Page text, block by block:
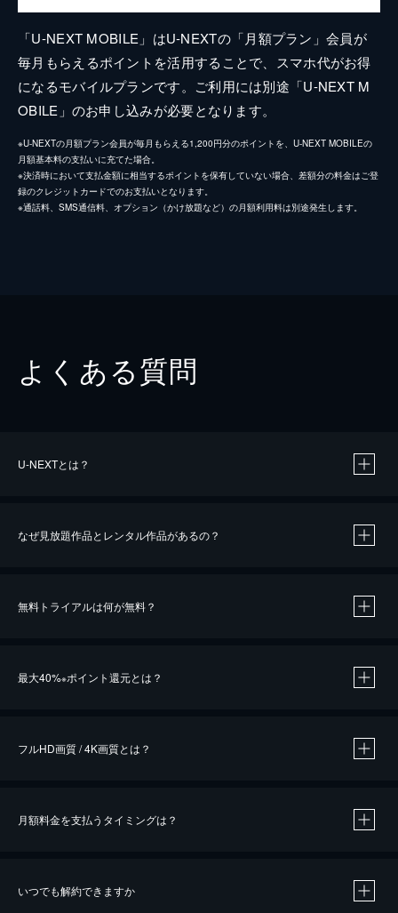
「U-NEXT MOBILE」はU-NEXTの「月額プラン」会員が
毎月もらえるポイントを活用することで、スマホ代がお得
になるモバイルプランです。ご利用には別途「U-NEXT M
OBILE」のお申し込みが必要となります。
※U-NEXTの月額プラン会員が毎月もらえる1,200円分のポイントを、U-NEXT MOBILEの
月額基本料の支払いに充てた場合。
※決済時において支払金額に相当するポイントを保有していない場合、差額分の料金はご登
録のクレジットカードでのお支払いとなります。
※通話料、SMS通信料、オプション（かけ放題など）の月額利用料は別途発生します。
よくある質問
U-NEXTとは？
なぜ見放題作品とレンタル作品があるの？
無料トライアルは何が無料？
最大40%※ポイント還元とは？
※40％ポイント還元の対象は、クレジットカード決済による作品の購入 / レンタルです。
iOSアプリのUコイン決済による作品の購入 / レンタルは、20％のポイント還元です。
フルHD画質 / 4K画質とは？
月額料金を支払うタイミングは？
いつでも解約できますか